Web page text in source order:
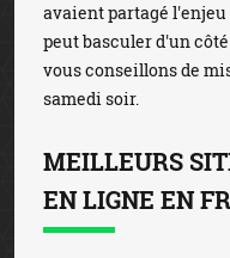
avaient partagé l'enjeu
peut basculer d'un
vous conseillons de
samedi soir.
MEILLEURS
EN LIGNE EN